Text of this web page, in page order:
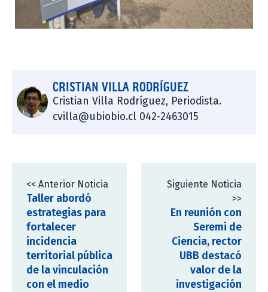
CRISTIAN VILLA RODRÍGUEZ
Cristian Villa Rodríguez, Periodista.
cvilla@ubiobio.cl 042-2463015
<< Anterior Noticia
Taller abordó
estrategias para
fortalecer
incidencia
territorial pública
de la vinculación
con el medio
Siguiente Noticia
>>
En reunión con
Seremi de
Ciencia, rector
UBB destacó
valor de la
investigación